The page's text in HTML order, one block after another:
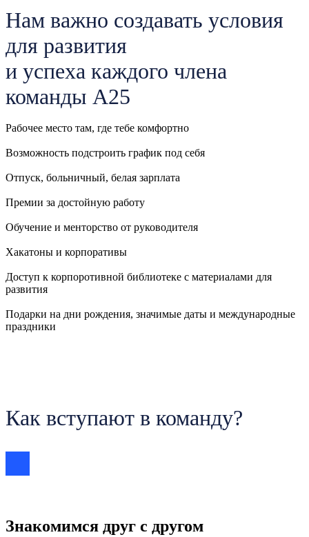
Нам важно создавать условия
для развития
и успеха каждого члена
команды А25
Рабочее место там, где тебе комфортно
Возможность подстроить график под себя
Отпуск, больничный, белая зарплата
Премии за достойную работу
Обучение и менторство от руководителя
Хакатоны и корпоративы
Доступ к корпоротивной библиотеке с материалами для
развития
Подарки на дни рождения, значимые даты и международные
праздники
Как вступают в команду?
Знакомимся друг с другом